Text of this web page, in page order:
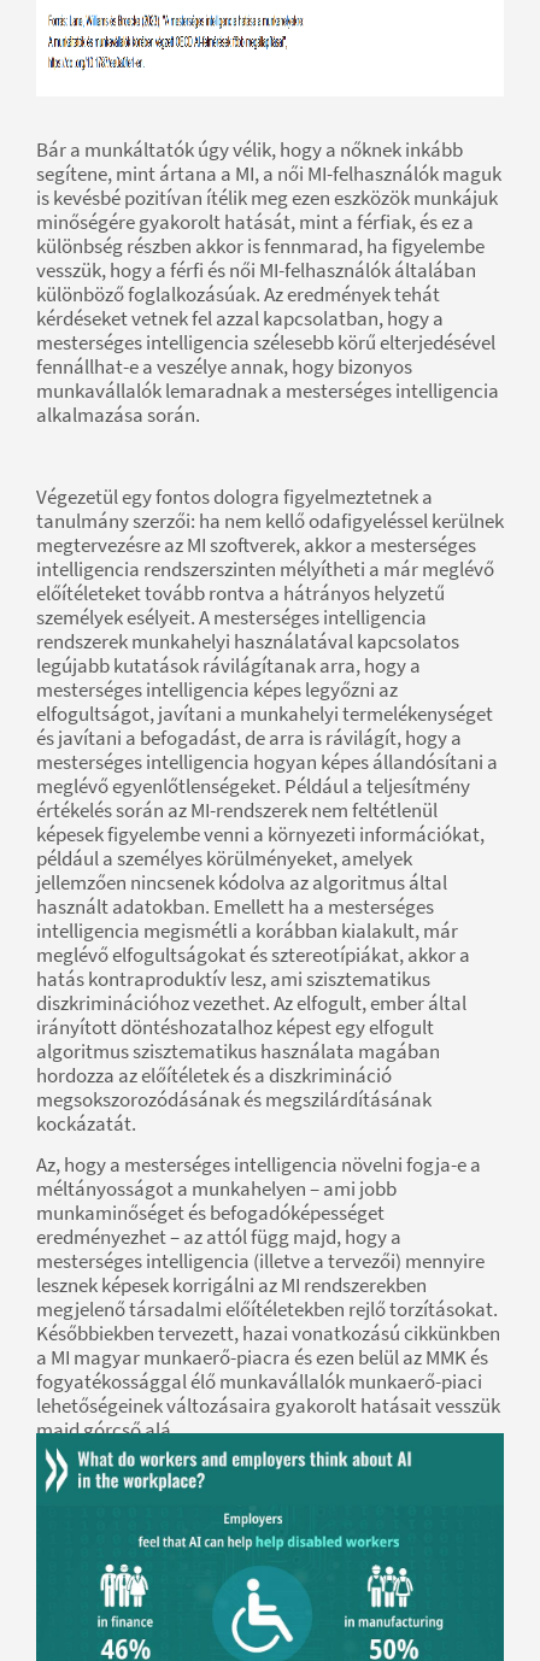
Bár a munkáltatók úgy vélik, hogy a nőknek inkább
segítene, mint ártana a MI, a női MI-felhasználók maguk
is kevésbé pozitívan ítélik meg ezen eszközök munkájuk
minőségére gyakorolt hatását, mint a férfiak, és ez a
különbség részben akkor is fennmarad, ha figyelembe
vesszük, hogy a férfi és női MI-felhasználók általában
különböző foglalkozásúak. Az eredmények tehát
kérdéseket vetnek fel azzal kapcsolatban, hogy a
mesterséges intelligencia szélesebb körű elterjedésével
fennállhat-e a veszélye annak, hogy bizonyos
munkavállalók lemaradnak a mesterséges intelligencia
alkalmazása során.
Végezetül egy fontos dologra figyelmeztetnek a
tanulmány szerzői: ha nem kellő odafigyeléssel kerülnek
megtervezésre az MI szoftverek, akkor a mesterséges
intelligencia rendszerszinten mélyítheti a már meglévő
előítéleteket tovább rontva a hátrányos helyzetű
személyek esélyeit. A mesterséges intelligencia
rendszerek munkahelyi használatával kapcsolatos
legújabb kutatások rávilágítanak arra, hogy a
mesterséges intelligencia képes legyőzni az
elfogultságot, javítani a munkahelyi termelékenységet
és javítani a befogadást, de arra is rávilágít, hogy a
mesterséges intelligencia hogyan képes állandósítani a
meglévő egyenlőtlenségeket. Például a teljesítmény
értékelés során az MI-rendszerek nem feltétlenül
képesek figyelembe venni a környezeti információkat,
például a személyes körülményeket, amelyek
jellemzően nincsenek kódolva az algoritmus által
használt adatokban. Emellett ha a mesterséges
intelligencia megismétli a korábban kialakult, már
meglévő elfogultságokat és sztereotípiákat, akkor a
hatás kontraproduktív lesz, ami szisztematikus
diszkriminációhoz vezethet. Az elfogult, ember által
irányított döntéshozatalhoz képest egy elfogult
algoritmus szisztematikus használata magában
hordozza az előítéletek és a diszkrimináció
megsokszorozódásának és megszilárdításának
kockázatát.
Az, hogy a mesterséges intelligencia növelni fogja-e a
méltányosságot a munkahelyen – ami jobb
munkaminőséget és befogadóképességet
eredményezhet – az attól függ majd, hogy a
mesterséges intelligencia (illetve a tervezői) mennyire
lesznek képesek korrigálni az MI rendszerekben
megjelenő társadalmi előítéletekben rejlő torzításokat.
Későbbiekben tervezett, hazai vonatkozású cikkünkben
a MI magyar munkaerő-piacra és ezen belül az MMK és
fogyatékossággal élő munkavállalók munkaerő-piaci
lehetőségeinek változásaira gyakorolt hatásait vesszük
majd górcső alá.
OECD Employment Outlook 2023: Artificial Intelligence
and the Labour Market 4. Mesterséges intelligencia,
munka minősége és befogadóképessége c. fejezete